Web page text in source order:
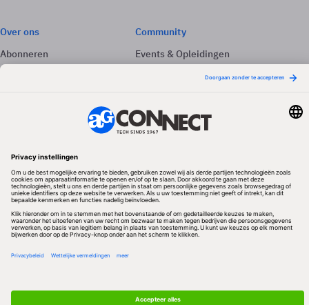
Over ons
Abonneren
Adverteren
Community
Events & Opleidingen
Volg ons
Redactionele partner
Algemene Voorwaarden & Copyrights